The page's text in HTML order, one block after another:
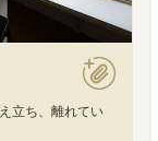
立ち、離れてい